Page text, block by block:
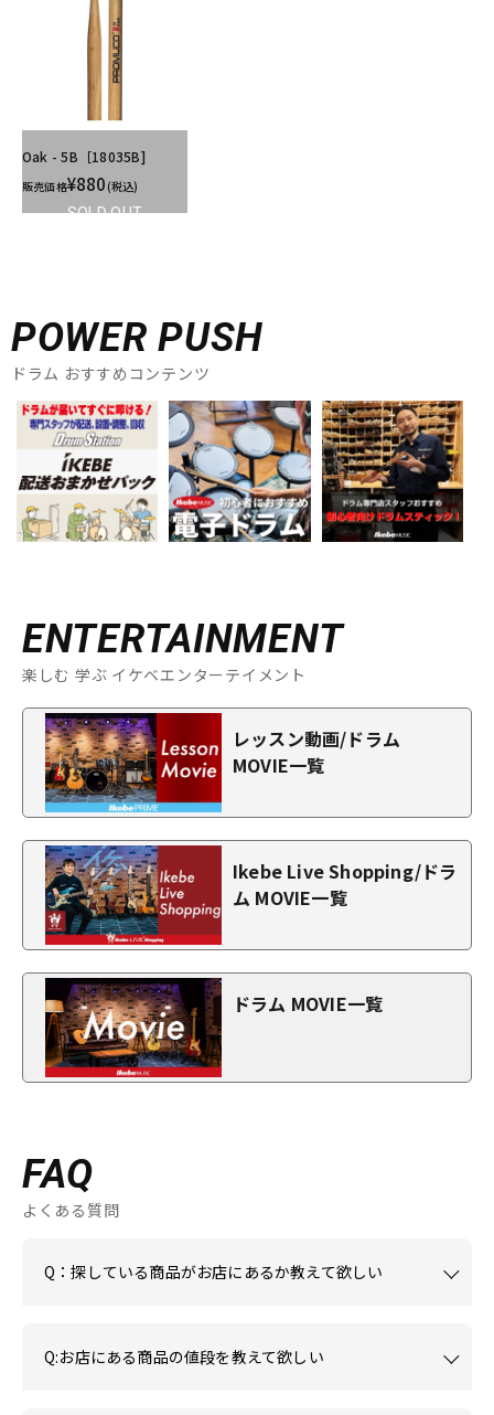
SOLD OUT
Oak - 5B［18035B]
販売価格¥880(税込)
POWER PUSH
ドラム おすすめコンテンツ
ENTERTAINMENT
楽しむ 学ぶ イケベエンターテイメント
レッスン動画/ドラム
MOVIE一覧
Ikebe Live Shopping/ドラ
ム MOVIE一覧
ドラム MOVIE一覧
FAQ
よくある質問
Q：探している商品がお店にあるか教えて欲しい
Q:お店にある商品の値段を教えて欲しい